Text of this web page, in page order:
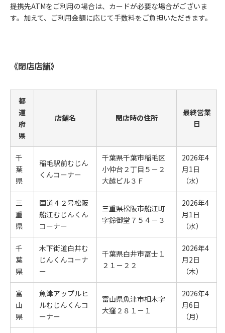
提携先ATMをご利用の場合は、カードが必要な場合がございま
す。加えて、ご利用金額に応じて手数料をご負担いただきます。
《閉店店舗》
都
道
府
県
店舗名 閉店時の住所
最終営業
日
千
葉
県
稲毛駅前むじん
くんコーナー
千葉県千葉市稲毛区
小仲台２丁目５－２
大越ビル３Ｆ
2026年4
月1日
（水）
三
重
県
国道４２号松阪
船江むじんくん
コーナー
三重県松阪市船江町
字鈴御堂７５４－３
2026年4
月1日
（水）
千
葉
県
木下街道白井む
じんくんコーナ
ー
千葉県白井市冨士１
２１－２２
2026年4
月2日
（木）
富
山
県
魚津アップルヒ
ルむじんくんコ
ーナー
富山県魚津市相木字
大窪２８１－１
2026年4
月6日
（月）